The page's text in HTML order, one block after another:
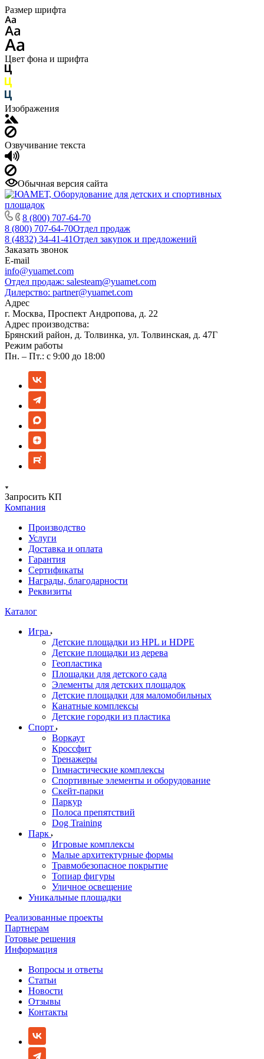
Размер шрифта
Цвет фона и шрифта
Изображения
Озвучивание текста
Обычная версия сайта
8 (800) 707-64-70
8 (800) 707-64-70Отдел продаж
8 (4832) 34-41-41Отдел закупок и предложений
Заказать звонок
E-mail
info@yuamet.com
Отдел продаж: salesteam@yuamet.com
Дилерство: partner@yuamet.com
Адрес
г. Москва, Проспект Андропова, д. 22
Адрес производства:
Брянский район, д. Толвинка, ул. Толвинская, д. 47Г
Режим работы
Пн. – Пт.: с 9:00 до 18:00
Запросить КП
Компания
Производство
Услуги
Доставка и оплата
Гарантия
Сертификаты
Награды, благодарности
Реквизиты
Каталог
Игра
Детские площадки из HPL и HDPE
Детские площадки из дерева
Геопластика
Площадки для детского сада
Элементы для детских площадок
Детские площадки для маломобильных
Канатные комплексы
Детские городки из пластика
Спорт
Воркаут
Кроссфит
Тренажеры
Гимнастические комплексы
Спортивные элементы и оборудование
Скейт-парки
Паркур
Полоса препятствий
Dog Training
Парк
Игровые комплексы
Малые архитектурные формы
Травмобезопасное покрытие
Топиар фигуры
Уличное освещение
Уникальные площадки
Реализованные проекты
Партнерам
Готовые решения
Информация
Вопросы и ответы
Статьи
Новости
Отзывы
Контакты